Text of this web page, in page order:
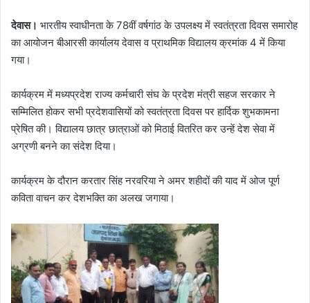
देवास। भारतीय स्वाधीनता के 78वीं वर्षगांठ के उपलक्ष्य में स्वतंत्रता दिवस समारोह
का आयोजन बीआरसी कार्यालय देवास व प्राथमिक विद्यालय क्रमांक 4 में किया
गया।
कार्यक्रम में मध्यप्रदेश राज्य कर्मचारी संघ के प्रदेश मंत्री सहज सरकार ने
सम्मिलित होकर सभी प्रदेशवासियों को स्वतंत्रता दिवस पर हार्दिक शुभकामना
प्रेषित की। विद्यालय छात्र छात्राओं को मिठाई वितरित कर उन्हें देश सेवा में
अग्रणी बनने का संदेश दिया।
कार्यक्रम के दौरान करतार सिंह नरवरिया ने अमर शहीदों की याद में ओज पूर्ण
कविता वाचन कर देशभक्ति का अलख जगाया।